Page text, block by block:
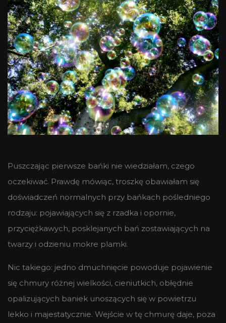
Puszczając pierwsze bańki nie wiedziałam, czego
oczekiwać. Prawdę mówiąc, troszkę obawiałam się
doświadczeń normalnych przy bańkach pośledniego
rodzaju: pojawiających się z rzadka i opornie,
przyciężkawych, posklejanych bań zostawiających na
twarzy i odzieniu mokre plamki.
Nic takiego: jedno dmuchnięcie powoduje pojawienie
się chmury różnej wielkości, cieniutkich, obłędnie
opalizujących baniek unoszących się w powietrzu
lekko i majestatycznie. Wejście w tę chmurę daje, poza